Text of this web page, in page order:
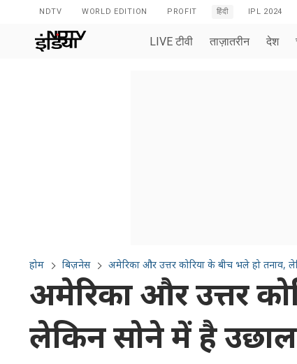
NDTV WORLD EDITION PROFIT हिंदी IPL 2024
LIVE टीवी ताज़ातरीन देश
होम बिज़नेस अमेरिका और उत्तर कोरिया के बीच भले हो तनाव,
अमेरिका और उत्तर
लेकिन सोने में है उछाल